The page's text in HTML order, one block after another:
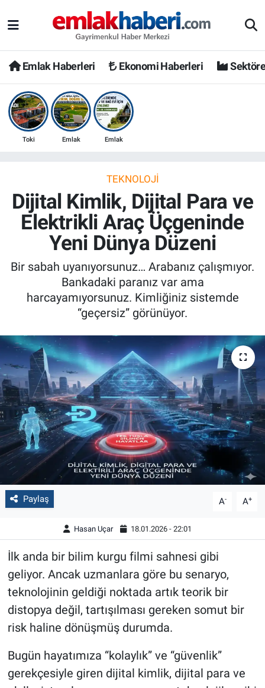
Emlak Haberleri Ekonomi Haberleri
Toki Emlak Emlak
TEKNOLOJI
Dijital Kimlik, Dijital Para ve
Elektrikli Araç Üçgeninde
Yeni Dünya Düzeni
Bir sabah uyanıyorsunuz… Arabanız çalışmıyor.
Bankadaki paranız var ama
harcayamıyorsunuz. Kimliğiniz sistemde
“geçersiz” görünüyor.
Paylaş A- A+
Hasan Uçar 18.01.2026 - 22:01
İlk anda bir bilim kurgu filmi sahnesi gibi
geliyor. Ancak uzmanlara göre bu senaryo,
teknolojinin geldiği noktada artık teorik bir
distopya değil, tartışılması gereken somut bir
risk haline dönüşmüş durumda.
Bugün hayatımıza “kolaylık” ve “güvenlik”
gerekçesiyle giren dijital kimlik, dijital para ve